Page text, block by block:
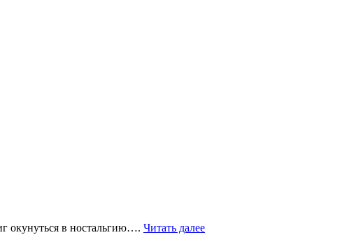
окунуться в ностальгию…. Читать далее